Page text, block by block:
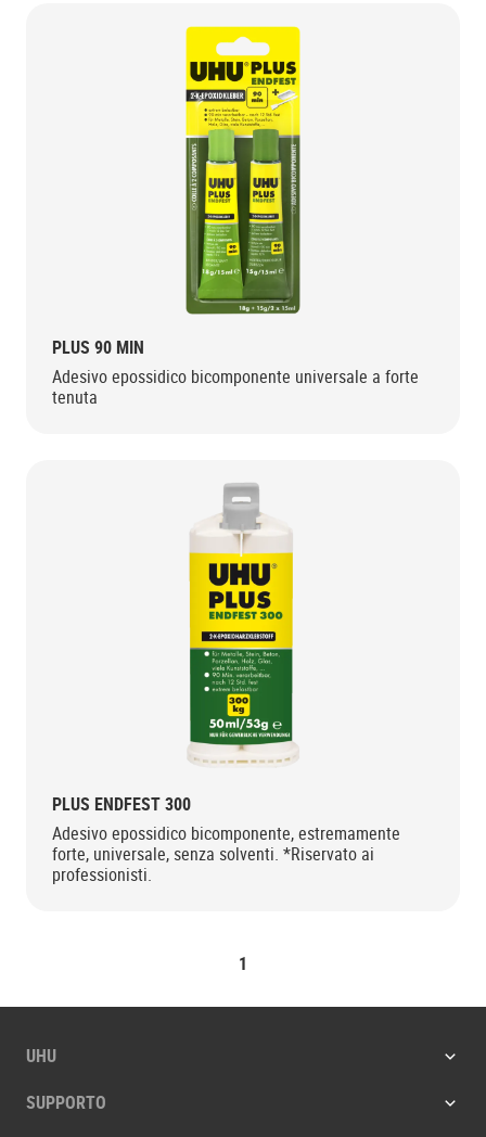
PLUS 90 MIN
Adesivo epossidico bicomponente universale a forte
tenuta
PLUS ENDFEST 300
Adesivo epossidico bicomponente, estremamente
forte, universale, senza solventi. *Riservato ai
professionisti.
1
UHU
SUPPORTO